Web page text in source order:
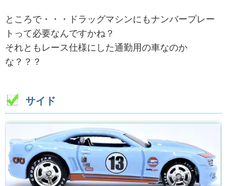
ところで・・・ドラッグマシンにもナンバープレー
トって必要なんですかね？
それともレース仕様にした通勤用の車なのか
な？？？
サイド